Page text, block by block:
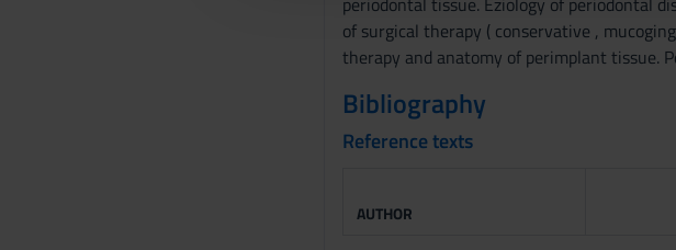
of surgical therapy ( conservative ,
therapy and anatomy of perimplant tissue.
Bibliography
Reference texts
AUTHOR